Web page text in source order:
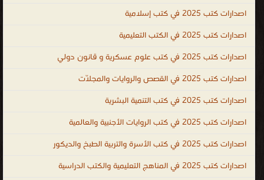
الحضارات القديمة ، اسماء كتب تاريخية أهم كتب التاريخ ، تحميل كتب
تاريخية وسياسية ، كتب تاريخية ممنوعة كتب تاريخية اسلامية ، تحميل
كتب تاريخية نادرة مجانا ، كتب تاريخ الدولة العثمانية ، كتب تاريخية عن
الدولة العثمانية ، تحميل وقراءة أونلاين كتب تاريخ ، كتب تاريخ صوتية ،
كتب تاريخ قديم ، كتب تاريخ فرعونى ، كتب تاريخ ادبى ، كتب تاريخ
books ، history books free download ، world history books ،
indian history books ، history books to read ، history books PDF ،
history books in hindi ، history books online ، history books in
urdu ، historical books ، islamic history books ، islamic history
اصدارات كتب 2025 في كتب إسلامية
اصدارات كتب 2025 في الكتب التعليمية
اصدارات كتب 2025 في كتب علوم عسكرية و قانون دولي
اصدارات كتب 2025 في القصص والروايات والمجلّات
اصدارات كتب 2025 في كتب التنمية البشرية
اصدارات كتب 2025 في كتب الروايات الأجنبية والعالمية
اصدارات كتب 2025 في كتب الأسرة والتربية الطبخ والديكور
اصدارات كتب 2025 في المناهج التعليمية والكتب الدراسية